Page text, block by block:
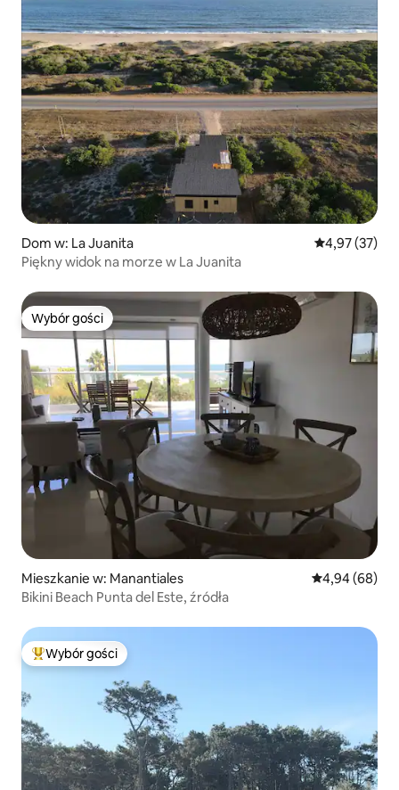
Dom w: La Juanita Średnia
4,97 (37)
Piękny widok na morze w La Juanita
Wybór gości
Wybór gości
Mieszkanie w: Manantiales Średnia
4,94 (68)
Bikini Beach Punta del Este, źródła
Najpopularniejsze z kategorii Wybór gości
Wybór gości